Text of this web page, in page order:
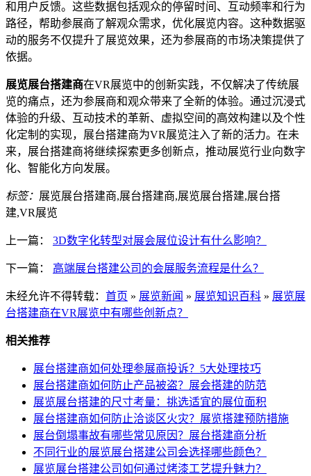
和用户反馈。这些数据包括观众的停留时间、互动频率和行为
路径，帮助参展商了解观众需求，优化展览内容。这种数据驱
动的服务不仅提升了展览效果，还为参展商的市场决策提供了
依据。
展览展台搭建商在VR展览中的创新实践，不仅解决了传统展
览的痛点，还为参展商和观众带来了全新的体验。通过沉浸式
体验的升级、互动技术的革新、虚拟空间的高效构建以及个性
化定制的实现，展台搭建商为VR展览注入了新的活力。在未
来，展台搭建商将继续探索更多创新点，推动展览行业向数字
化、智能化方向发展。
标签： 展览展台搭建商,展台搭建商,展览展台搭建,展台搭
建,VR展览
上一篇： 3D数字化转型对展会展位设计有什么影响？
下一篇： 高端展台搭建公司的会展服务流程是什么？
未经允许不得转载： 首页 » 展览新闻 » 展览知识百科 » 展览展
台搭建商在VR展览中有哪些创新点？
相关推荐
展台搭建商如何处理参展商投诉？5大处理技巧
展台搭建商如何防止产品被盗？展会搭建的防范
展览展台搭建的尺寸考量：挑选适宜的展位面积
展台搭建商如何防止洽谈区火灾？展览搭建预防措施
展台倒塌事故有哪些常见原因？展台搭建商分析
不同行业的展览展台搭建公司会选择哪些颜色？
展览展台搭建公司如何通过烤漆工艺提升魅力？